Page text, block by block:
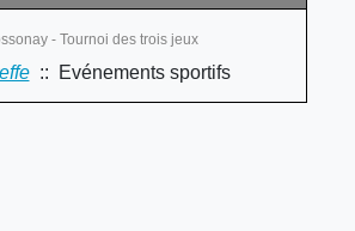
- Tournoi des trois jeux
:: Evénements sportifs